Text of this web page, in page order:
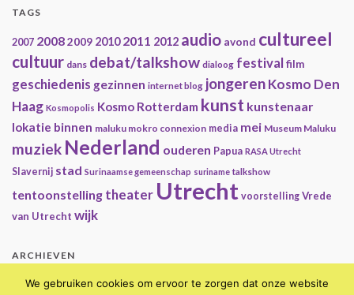
TAGS
2007 20082009 2010 2011 2012 audio avond cultureel
cultuur dans debat/talkshow dialoog festival film
geschiedenis gezinnen internet blog jongerenKosmo Den
Haag Kosmopolis Kosmo Rotterdam kunst kunstenaar
lokatie binnen maluku mokro connexion media mei Museum Maluku
muziek Nederland ouderen Papua RASA Utrecht
Slavernij stad Surinaamse gemeenschap suriname talkshow
tentoonstelling theater Utrecht voorstelling Vrede
van Utrecht wijk
ARCHIEVEN
Archieven
We gebruiken cookies om ervoor te zorgen dat onze website